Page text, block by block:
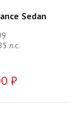
Sedan
л.с.
₽